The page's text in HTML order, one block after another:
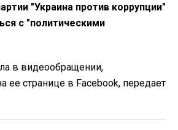
"Украина против коррупции"
с "политическими
в видеообращении,
ее странице в Facebook, передает